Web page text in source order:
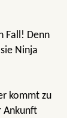
Fall! Denn
Ninja
kommt zu
Ankunft